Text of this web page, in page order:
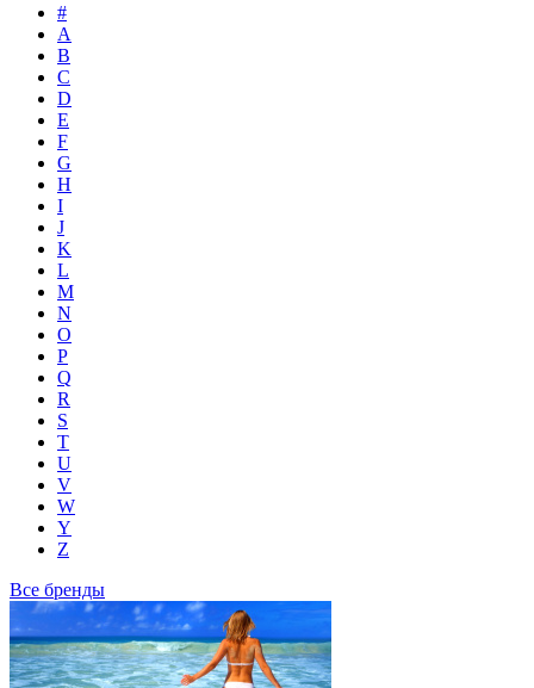
#
A
B
C
D
E
F
G
H
I
J
K
L
M
N
O
P
Q
R
S
T
U
V
W
Y
Z
Все бренды